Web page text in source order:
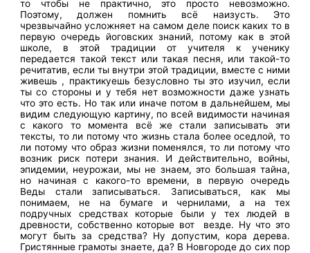
то чтобы не практично, это просто невозможно.
Поэтому, должен помнить всё наизусть. Это
чрезвычайно усложняет на самом деле поиск каких то в
первую очередь йоговских знаний, потому как в этой
школе, в этой традиции от учителя к ученику
передается такой текст или такая песня, или такой-то
речитатив, если ты внутри этой традиции, вместе с ними
живешь , практикуешь безусловно ты это изучил, если
ты со стороны и у тебя нет возможности даже узнать
что это есть. Но так или иначе потом в дальнейшем, мы
видим следующую картину, по всей видимости начиная
с какого то момента всё же стали записывать эти
тексты, то ли потому что жизнь стала более оседлой, то
ли потому что образ жизни поменялся, то ли потому что
возник риск потери знания. И действительно, войны,
эпидемии, неурожаи, мы не знаем, это большая тайна,
но начиная с какого-то времени, в первую очередь
Веды стали записываться. Записываться, как мы
понимаем, не на бумаге и чернилами, а на тех
подручных средствах которые были у тех людей в
древности, собственно которые вот везде. Ну что это
могут быть за средства? Ну допустим, кора дерева.
Гристянные грамоты знаете, да? В Новгороде до сих пор